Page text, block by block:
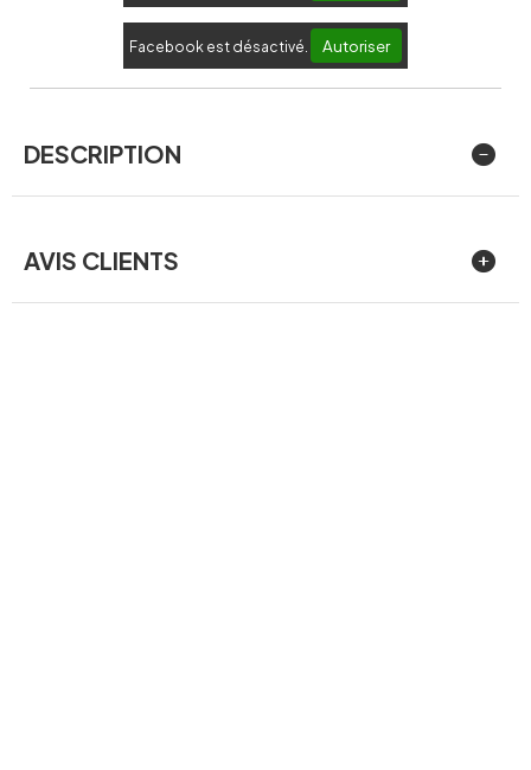
Facebook est désactivé. Autoriser
DESCRIPTION
AVIS CLIENTS